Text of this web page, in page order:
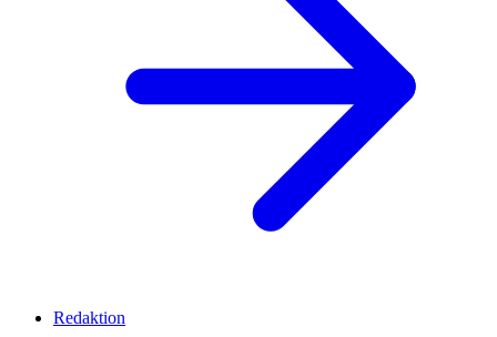
Redaktion